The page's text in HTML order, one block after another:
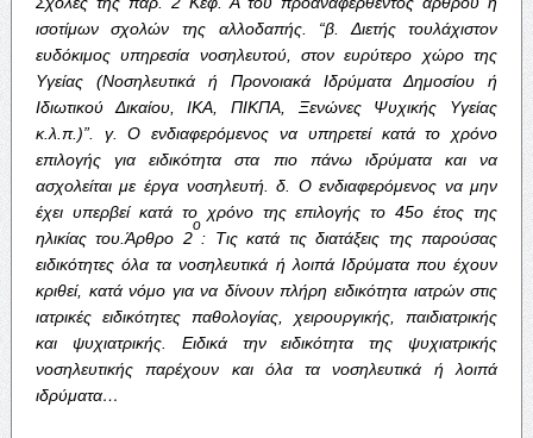
ισοτίμων
σχολών της αλλοδαπής. “β Διετής
τουλάχιστον
ευδόκιμος υπηρεσία νοσηλευτού,στον ευρύτερο χώρο της
Υγείας(Νοσηλευτικά ή Προνοιακά Ιδρύματα Δημοσίου
ή
Ιδιωτικού
Δικαίου,ΙΚΑ ,ΠΙΚΠΑ Ξενώνες Ψυχικής
Υγείας
κ.λ π.)”. γ.Ο ενδιαφερόμενος να υπηρετεί κατά το
χρόνο
επιλογής
για ειδικότητα στα πιο πάνω ιδρύματα και
να
ασχολείται με έργα νοσηλευτή.δ Ο ενδιαφερόμενος να μην
έχει υπερβεί κατά το χρόνο της επιλογής το 45ο έτος της
ηλικίας του .Άρθρο 2
ο
: Τις κατά τις διατάξεις της παρούσας
ειδικότητες όλα τα νοσηλευτικά ή λοιπά Ιδρύματα που έχουν
κριθεί, κατά νόμο για να δίνουν πλήρη ειδικότητα ιατρών στις
ιατρικές ειδικότητες παθολογίας χειρουργικής
παιδιατρικής
και
ψυχιατρικής. Ειδικά την ειδικότητα της
ψυχιατρικής
νοσηλευτικής
παρέχουν και όλα τα νοσηλευτικά ή
λοιπά
ιδρύματα…